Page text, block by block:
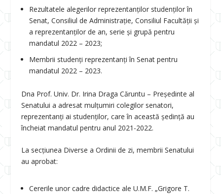
Rezultatele alegerilor reprezentanților studenților în
Senat, Consiliul de Administrație, Consiliul Facultății și
a reprezentanților de an, serie și grupă pentru
mandatul 2022 – 2023;
Membrii studenți reprezentanți în Senat pentru
mandatul 2022 – 2023.
Dna Prof. Univ. Dr. Irina Draga Căruntu – Președinte al
Senatului a adresat mulțumiri colegilor senatori,
reprezentanți ai studenților, care în această ședință au
încheiat mandatul pentru anul 2021-2022.
La secțiunea Diverse a Ordinii de zi, membrii Senatului
au aprobat:
Cererile unor cadre didactice ale U.M.F. „Grigore T.